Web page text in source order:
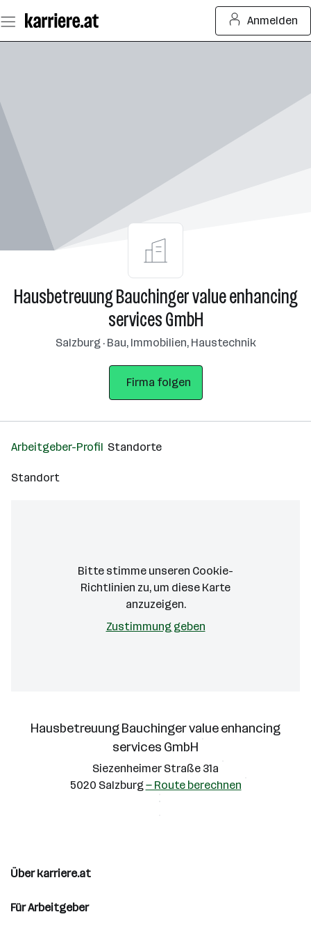
Seiteninhalt
springen
Anmelden
Hausbetreuung Bauchinger value enhancing
services GmbH
Salzburg · Bau, Immobilien, Haustechnik
Firma folgen
Arbeitgeber-Profil Standorte
Standort
Bitte stimme unseren Cookie-
Richtlinien zu, um diese Karte
anzuzeigen.
Zustimmung geben
Hausbetreuung Bauchinger value enhancing
services GmbH
Siezenheimer Straße 31a
5020 Salzburg— Route berechnen
Über karriere.at
Für Arbeitgeber